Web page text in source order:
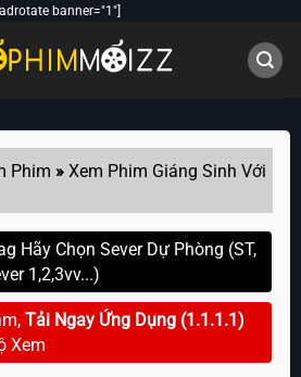
banner="1"]
Phim »Xem Phim Giáng Sinh Với
Hãy Chọn Sever Dự Phòng (ST,
1,2,3vv...)
Tải Ngay Ứng Dụng (1.1.1.1)
Xem